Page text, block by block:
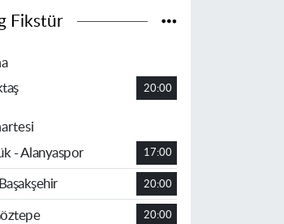
Fikstür
20:00
- Alanyaspor
17:00
20:00
20:00